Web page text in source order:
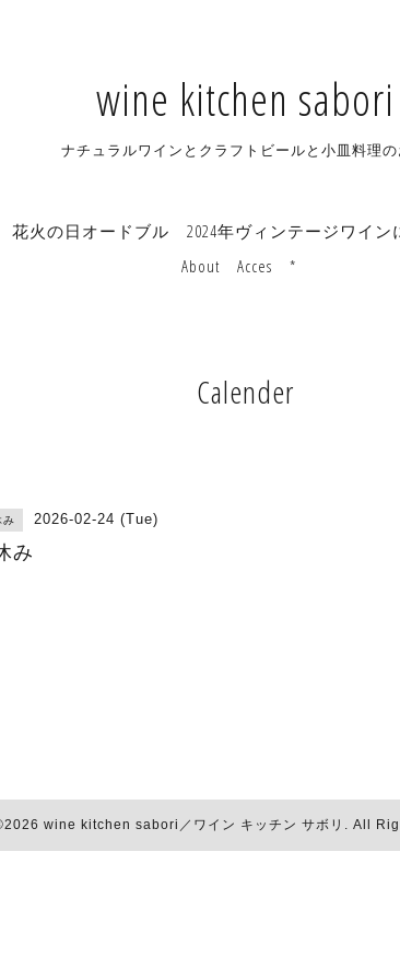
wine kitchen sabori
ナチュラルワインとクラフトビールと小皿料理
花火の日オードブル 2024年ヴィンテージワイン
About
Acces *
Calender
み 2026-02-24 (Tue)
み
wine kitchen sabori／ワイン キッチン サボリ . All